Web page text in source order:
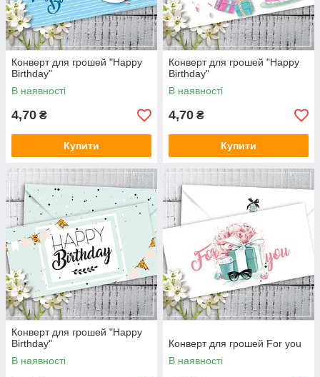
Конверт для грошей "Happy
Birthday"
В наявності
4,70 ₴
Купити
Конверт для грошей "Happy
Birthday"
В наявності
4,70 ₴
Купити
Конверт для грошей "Happy
Birthday"
В наявності
Конверт для грошей For you
В наявності